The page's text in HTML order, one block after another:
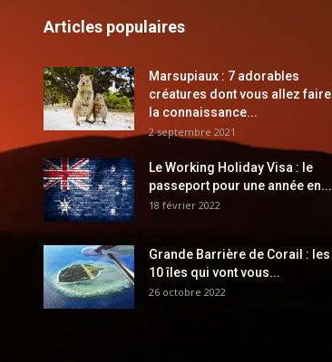
Articles populaires
Marsupiaux : 7 adorables
créatures dont vous allez faire
la connaissance...
2 septembre 2021
Le Working Holiday Visa : le
passeport pour une année en...
18 février 2022
Grande Barrière de Corail : les
10 îles qui vont vous...
26 octobre 2022